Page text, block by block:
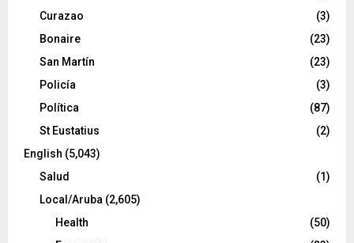
Curazao
(3)
Bonaire
(23)
San Martín
(23)
Policía
(3)
Política
(87)
St Eustatius
(2)
English (5,043)
Salud
(1)
Local/Aruba (2,605)
Health
(50)